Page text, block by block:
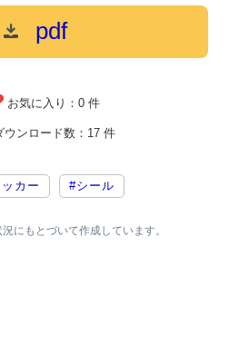
pdf
お気に入り：0 件
ンロード数： 17件
カー #シール
にもとづいて作成しています。